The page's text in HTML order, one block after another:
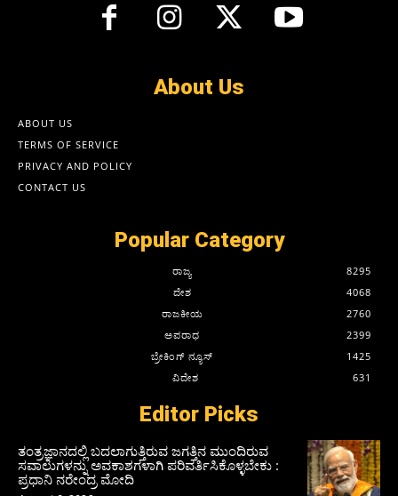
About Us
ABOUT US
TERMS OF SERVICE
PRIVACY AND POLICY
CONTACT US
Popular Category
ರಾಜ್ಯ
8295
ದೇಶ
4068
ರಾಜಕೀಯ
2760
ಅಪರಾಧ
2399
ಬ್ರೇಕಿಂಗ್ ನ್ಯೂಸ್
1425
ವಿದೇಶ
631
Editor Picks
ತಂತ್ರಜ್ಞಾನದಲ್ಲಿ ಬದಲಾಗುತ್ತಿರುವ ಜಗತ್ತಿನ ಮುಂದಿರುವ
ಸವಾಲುಗಳನ್ನು ಅವಕಾಶಗಳಾಗಿ ಪರಿವರ್ತಿಸಿಕೊಳ್ಳಬೇಕು :
ಪ್ರಧಾನಿ ನರೇಂದ್ರ ಮೋದಿ